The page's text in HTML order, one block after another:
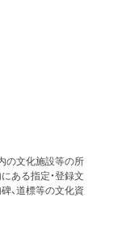
の文化施設等の所
にある指定・登録文
、道標等の文化資